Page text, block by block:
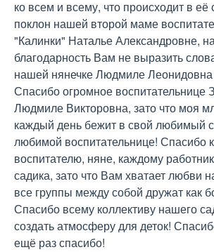
ко всем и всему, что происходит в её
поклон нашей второй маме
"Калинки" Наталье Александровне,
благодарность Вам не выразить
нашей нянечке Людмиле Леонидовна
Спасибо огромное воспитательнице
Людмиле Викторовна, зато что моя
каждый день бежит в свой любимый
любимой воспитательнице! Спасибо
воспитателю, няне, каждому
садика, зато что Вам хватает любви
все группы между собой дружат как
Спасибо всему коллективу нашего
создать атмосферу для деток!
ещё раз спасибо!